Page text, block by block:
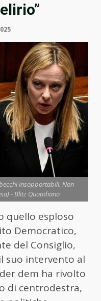
insopportabili. Non
- Blitz Quotidiano
quello esploso
Democratico,
del Consiglio,
suo intervento al
dem ha rivolto
di centrodestra,